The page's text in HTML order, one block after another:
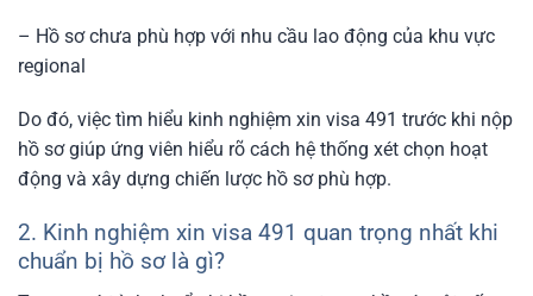
– Hồ sơ chưa phù hợp với nhu cầu lao động của khu vực
regional
Do đó, việc tìm hiểu kinh nghiệm xin visa 491 trước khi nộp
hồ sơ giúp ứng viên hiểu rõ cách hệ thống xét chọn hoạt
động và xây dựng chiến lược hồ sơ phù hợp.
2. Kinh nghiệm xin visa 491 quan trọng nhất khi
chuẩn bị hồ sơ là gì?